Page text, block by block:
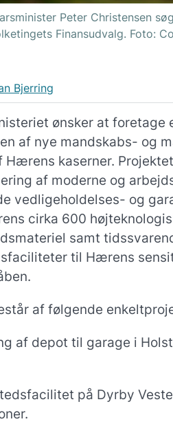
Peter Christensen
Finansudvalg. Foto:
Bjerring
ønsker at foretage
af nye mandskabs- og
Hærens kaserner.
af moderne og
vedligeholdelses- og
cirka 600
samt
til Hærens
af følgende
af depot til garage i
på Dyrby